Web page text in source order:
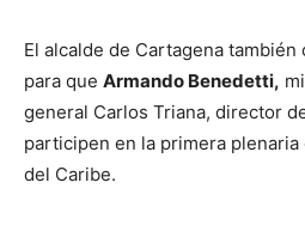
El alcalde de Cartagena
para que Armando Benedetti,
general Carlos Triana, director
participen en la primera plenaria
del Caribe.